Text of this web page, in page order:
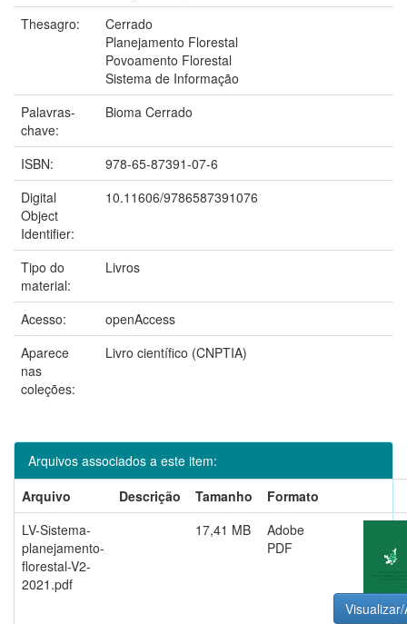
Thesagro:
Cerrado
Planejamento Florestal
Povoamento Florestal
Sistema de Informação
Palavras-
chave:
Bioma Cerrado
ISBN:
978-65-87391-07-6
Digital
Object
Identifier:
10.11606/9786587391076
Tipo do
material:
Livros
Acesso:
openAccess
Aparece
nas
coleções:
Livro científico (CNPTIA)
Arquivos associados a este item:
Arquivo
Descrição Tamanho
Formato
LV-Sistema-
planejamento-
florestal-V2-
2021.pdf
17,41 MB
Adobe
PDF